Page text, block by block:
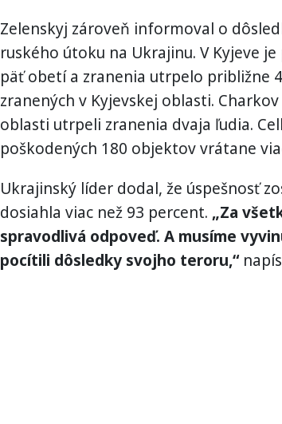
Zelenskyj zároveň informoval o
ruského útoku na Ukrajinu. V Kyjeve
päť obetí a zranenia utrpelo približne
zranených v Kyjevskej oblasti.
oblasti utrpeli zranenia dvaja ľudia.
poškodených 180 objektov vrátane
Ukrajinský líder dodal, že úspešnosť
dosiahla viac než 93 percent. „Za
spravodlivá odpoveď. A musíme
pocítili dôsledky svojho teroru,“